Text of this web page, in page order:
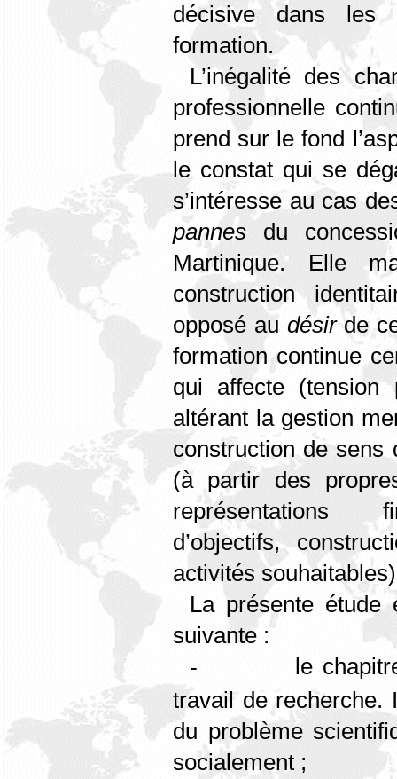
décisive dans les
formation.
L’inégalité des
professionnelle
prend sur le fond
le constat qui se
s’intéresse au cas
pannes du
Martinique. Elle
construction
opposé au désirde
formation continue
qui affecte (tension
altérant la gestion
construction de sens
(à partir des
représentations
d’objectifs,
activités
La présente étude
suivante :
-
le
travail de recherche.
du problème
socialement ;